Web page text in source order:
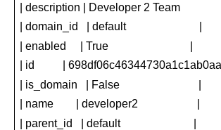
| description | Developer 2 Team
| domain_id
| default
| enabled
| True
| id
|
| is_domain
| False
| name
| developer2
| parent_id
| default